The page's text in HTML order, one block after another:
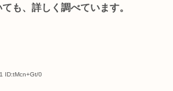
も、詳しく調べています。
ID:tMcn+Gt/0